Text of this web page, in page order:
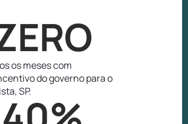
os meses com
do governo para o
SP.